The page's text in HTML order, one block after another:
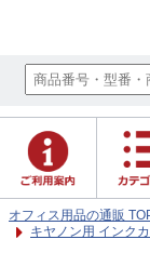
オフィス用品の通販
キヤノン用 インク